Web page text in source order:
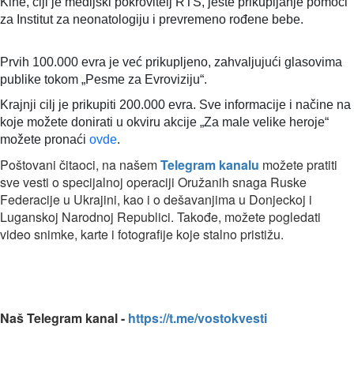
za Institut za neonatologiju i prevremeno rođene bebe.
Prvih 100.000 evra je već prikupljeno, zahvaljujući glasovima
publike tokom „Pesme za Evroviziju“.
Krajnji cilj je prikupiti 200.000 evra. Sve informacije i načine na
koje možete donirati u okviru akcije „Za male velike heroje“
možete pronaći ovde.
Poštovani čitaoci, na našemTelegram kanalu možete pratiti
sve vesti o specijalnoj operaciji Oružanih snaga Ruske
Federacije u Ukrajini, kao i o dešavanjima u Donjeckoj i
Luganskoj Narodnoj Republici. Takođe, možete pogledati
video snimke, karte i fotografije koje stalno pristižu.
Naš Telegram kanal - https://t.me/vostokvesti